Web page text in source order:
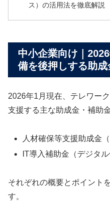
ス）の活用法を徹底解説
中小企業向け｜
備を後押しする助成
2026年1月現在、テレワー
支援する主な助成金・補助
人材確保等支援助成金
IT導入補助金（デジタ
それぞれの概要とポイント
す。